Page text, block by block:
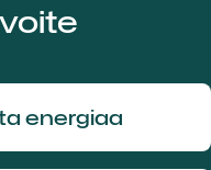
energiaa